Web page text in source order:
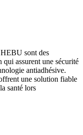
sont des
assurent une sécurité
antiadhésive.
une solution fiable
santé lors